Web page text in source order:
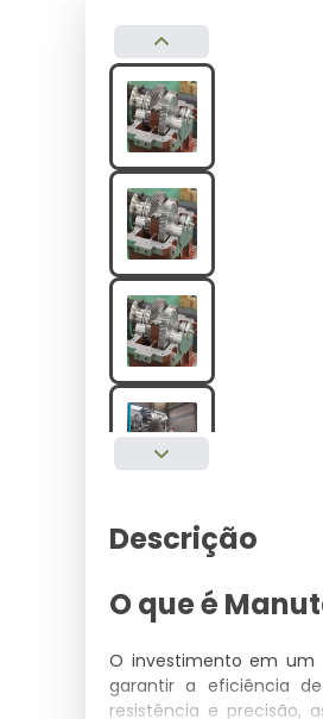
Descrição
O que é
O investimento em um
garantir a eficiência
resistência e precisão,